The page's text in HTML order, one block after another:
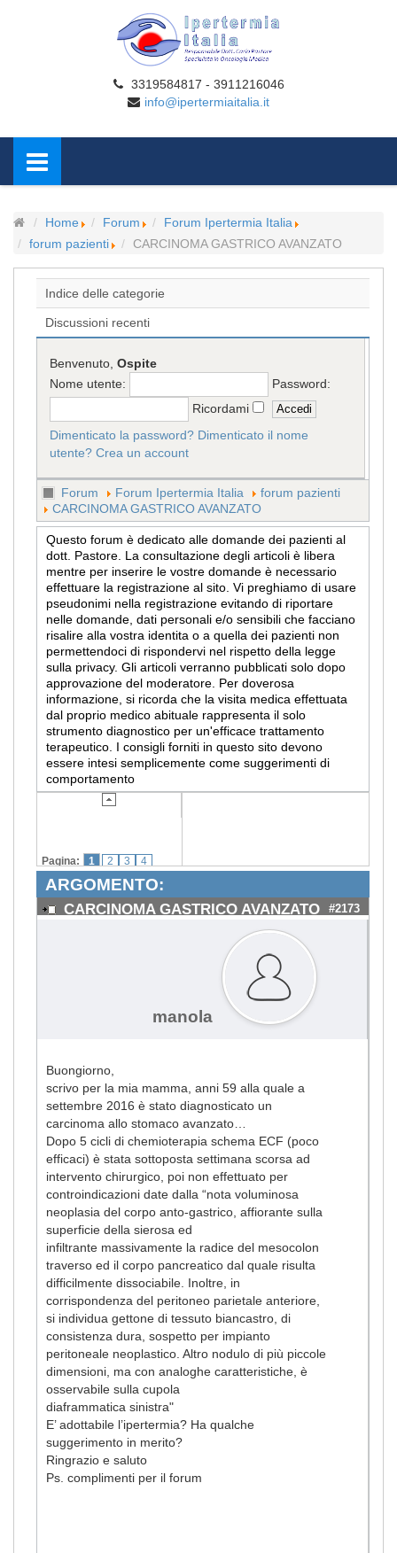
3319584817 - 3911216046
info@ipertermiaitalia.it
Home Forum
Forum Ipertermia Italia
forum pazienti
CARCINOMA GASTRICO AVANZATO
Indice delle categorie
Discussioni recenti
Benvenuto,Ospite
Nome utente:
Password:
Ricordami
Dimenticato la password? Dimenticato il nome
utente? Crea un account
Forum Forum Ipertermia Italia
forum pazienti
CARCINOMA GASTRICO AVANZATO
Questo forum è dedicato alle domande dei pazienti al
dott. Pastore. La consultazione degli articoli è libera
mentre per inserire le vostre domande è necessario
effettuare la registrazione al sito. Vi preghiamo di usare
pseudonimi nella registrazione evitando di riportare
nelle domande, dati personali e/o sensibili che facciano
risalire alla vostra identita o a quella dei pazienti non
permettendoci di rispondervi nel rispetto della legge
sulla privacy. Gli articoli verranno pubblicati solo dopo
approvazione del moderatore. Per doverosa
informazione, si ricorda che la visita medica effettuata
dal proprio medico abituale rappresenta il solo
strumento diagnostico per un'efficace trattamento
terapeutico. I consigli forniti in questo sito devono
essere intesi semplicemente come suggerimenti di
comportamento
Pagina: 1 2 3 4
ARGOMENTO:
CARCINOMA GASTRICO AVANZATO #2173
manola
Buongiorno,
scrivo per la mia mamma, anni 59 alla quale a
settembre 2016 è stato diagnosticato un
carcinoma allo stomaco avanzato…
Dopo 5 cicli di chemioterapia schema ECF (poco
efficaci) è stata sottoposta settimana scorsa ad
intervento chirurgico, poi non effettuato per
controindicazioni date dalla “nota voluminosa
neoplasia del corpo anto-gastrico, affiorante sulla
superficie della sierosa ed
infiltrante massivamente la radice del mesocolon
traverso ed il corpo pancreatico dal quale risulta
difficilmente dissociabile. Inoltre, in
corrispondenza del peritoneo parietale anteriore,
si individua gettone di tessuto biancastro, di
consistenza dura, sospetto per impianto
peritoneale neoplastico. Altro nodulo di più piccole
dimensioni, ma con analoghe caratteristiche, è
osservabile sulla cupola
diaframmatica sinistra"
E’ adottabile l’ipertermia? Ha qualche
suggerimento in merito?
Ringrazio e saluto
Ps. complimenti per il forum